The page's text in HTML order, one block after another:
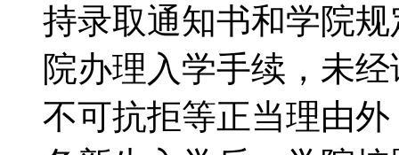
持录取通知书和学院
院办理入学手续，未
不可抗拒等正当理由